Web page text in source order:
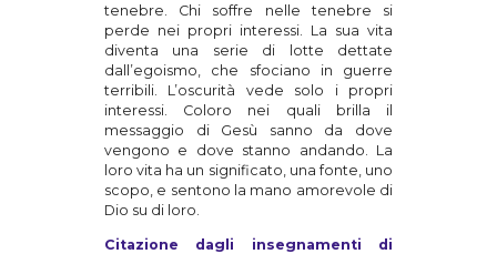
tenebre. Chi soffre nelle tenebre si
perde nei propri interessi. La sua vita
diventa una serie di lotte dettate
dall’egoismo, che sfociano in guerre
terribili. L’oscurità vede solo i propri
interessi. Coloro nei quali brilla il
messaggio di Gesù sanno da dove
vengono e dove stanno andando. La
loro vita ha un significato, una fonte, uno
scopo, e sentono la mano amorevole di
Dio su di loro.
Citazione dagli insegnamenti di